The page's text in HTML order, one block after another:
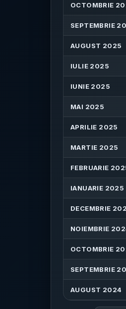
OCTOMBRIE
SEPTEMBRIE
AUGUST 2025
IULIE 2025
IUNIE 2025
MAI 2025
APRILIE 2025
MARTIE 2025
FEBRUARIE
IANUARIE 2025
DECEMBRIE
NOIEMBRIE
OCTOMBRIE
SEPTEMBRIE
AUGUST 2024